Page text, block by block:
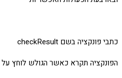
כתבי פונקציה בשם checkResult
הפונקציה תקרא כאשר הגולש לוחץ